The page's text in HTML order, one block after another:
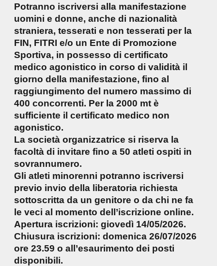
Potranno iscriversi alla manifestazione
uomini e donne, anche di nazionalità
straniera, tesserati e non tesserati per la
FIN, FITRI e/o un Ente di Promozione
Sportiva, in possesso di certificato
medico agonistico in corso di validità il
giorno della manifestazione, fino al
raggiungimento del numero massimo di
400 concorrenti. Per la 2000 mt è
sufficiente il certificato medico non
agonistico.
La società organizzatrice si riserva la
facoltà di invitare fino a 50 atleti ospiti in
sovrannumero.
Gli atleti minorenni potranno iscriversi
previo invio della liberatoria richiesta
sottoscritta da un genitore o da chi ne fa
le veci al momento dell’iscrizione online.
Apertura iscrizioni: giovedì 14/05/2026.
Chiusura iscrizioni: domenica 26/07/2026
ore 23.59 o all’esaurimento dei posti
disponibili.